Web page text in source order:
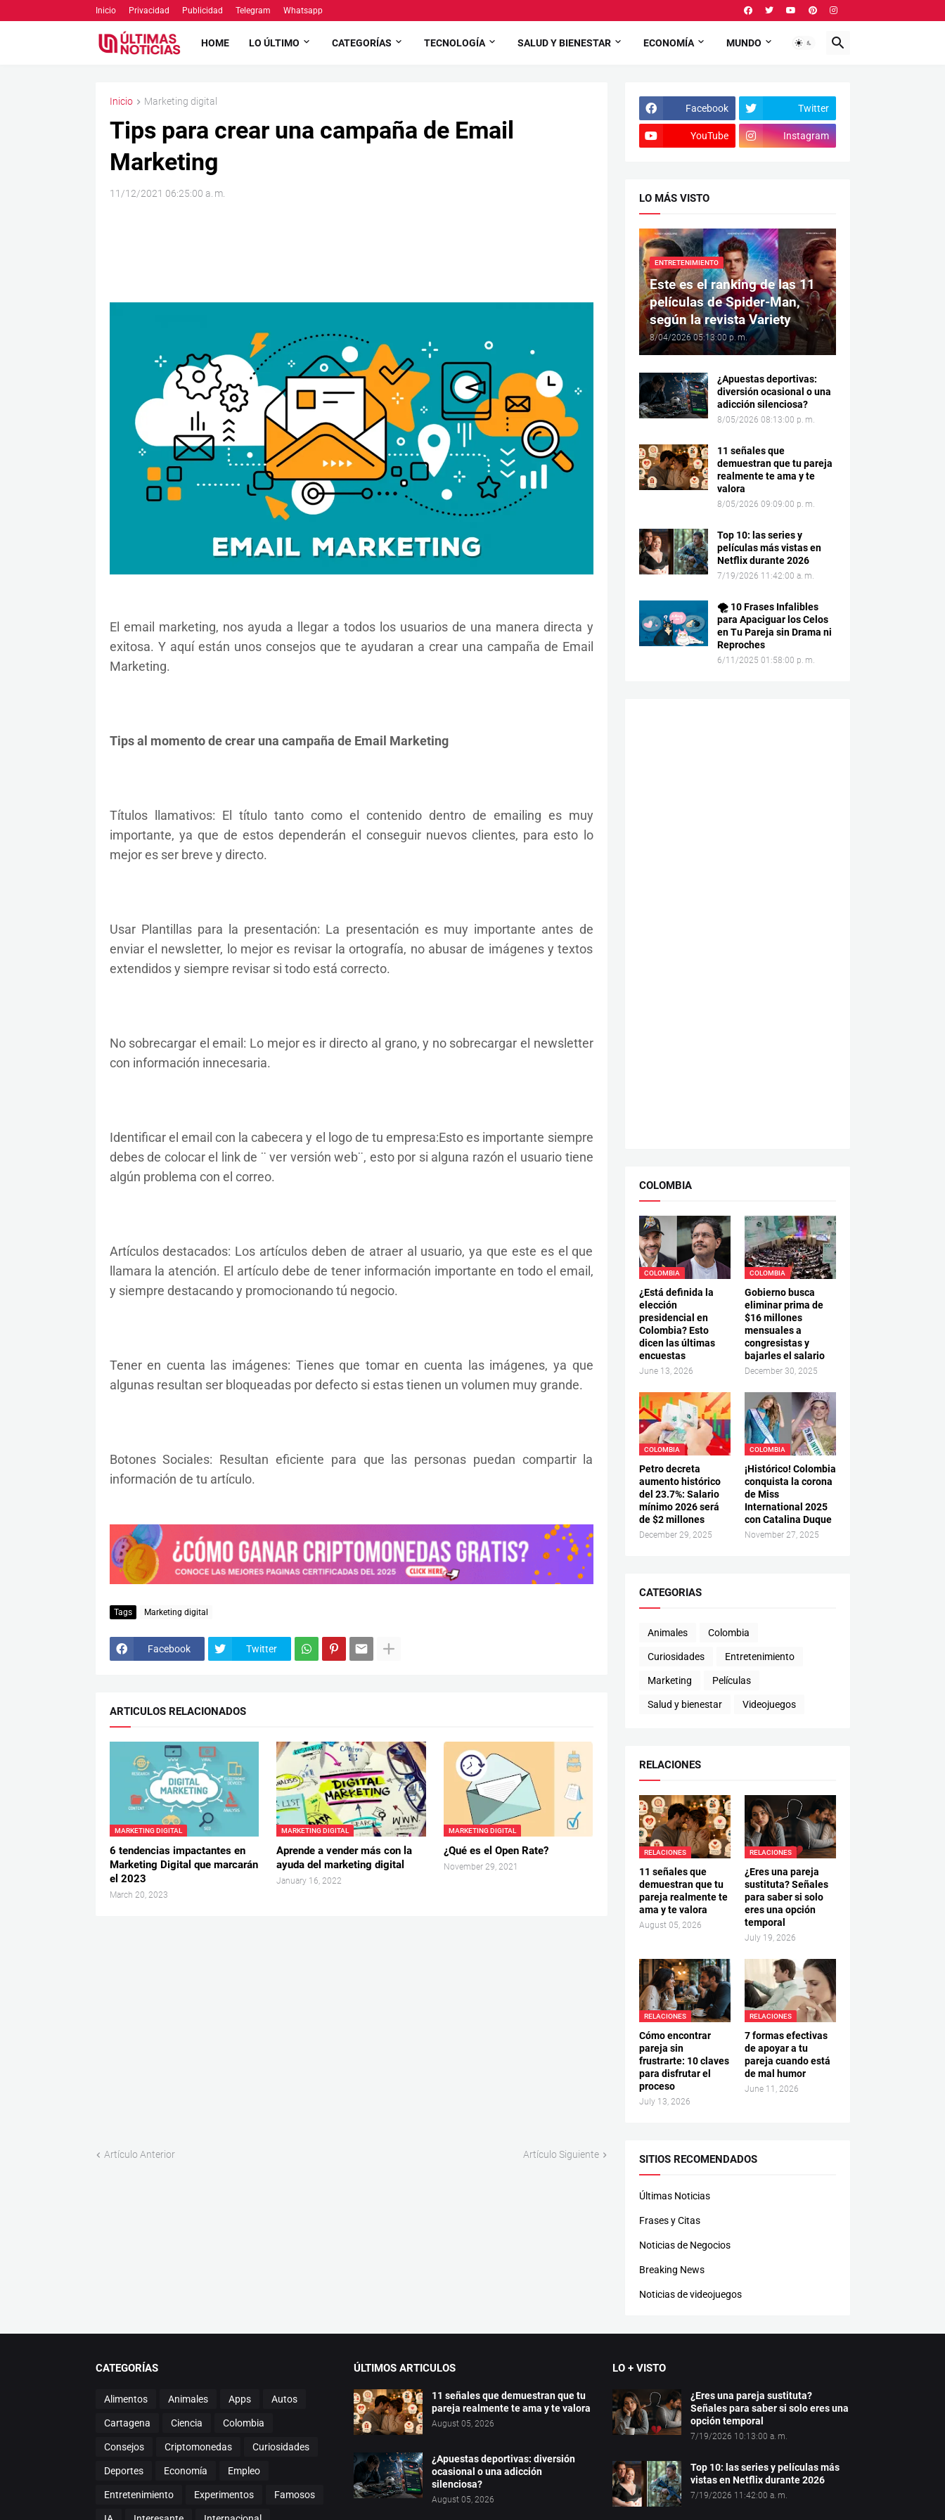
Inicio Privacidad Publicidad Telegram Whatsapp
HOME LO ÚLTIMO CATEGORÍAS TECNOLOGÍA SALUD Y BIENESTAR ECONOMÍA MUNDO
Inicio Marketing digital
Tips para crear una campaña de Email
Marketing
11/12/2021 06:25:00 a. m.
El email marketing, nos ayuda a llegar a todos los usuarios de una manera directa y
exitosa. Y aquí están unos consejos que te ayudaran a crear una campaña de Email
Marketing.
Tips al momento de crear una campaña de Email Marketing
Títulos llamativos: El título tanto como el contenido dentro de emailing es muy
importante, ya que de estos dependerán el conseguir nuevos clientes, para esto lo
mejor es ser breve y directo.
Usar Plantillas para la presentación: La presentación es muy importante antes de
enviar el newsletter, lo mejor es revisar la ortografía, no abusar de imágenes y textos
extendidos y siempre revisar si todo está correcto.
No sobrecargar el email: Lo mejor es ir directo al grano, y no sobrecargar el newsletter
con información innecesaria.
Identificar el email con la cabecera y el logo de tu empresa:Esto es importante siempre
debes de colocar el link de ¨ ver versión web¨, esto por si alguna razón el usuario tiene
algún problema con el correo.
Artículos destacados: Los artículos deben de atraer al usuario, ya que este es el que
llamara la atención. El artículo debe de tener información importante en todo el email,
y siempre destacando y promocionando tú negocio.
Tener en cuenta las imágenes: Tienes que tomar en cuenta las imágenes, ya que
algunas resultan ser bloqueadas por defecto si estas tienen un volumen muy grande.
Botones Sociales: Resultan eficiente para que las personas puedan compartir la
información de tu artículo.
Tags Marketing digital
Facebook Twitter
ARTICULOS RELACIONADOS
MARKETING DIGITAL
6 tendencias impactantes en
Marketing Digital que marcarán
el 2023
March 20, 2023
MARKETING DIGITAL
Aprende a vender más con la
ayuda del marketing digital
January 16, 2022
MARKETING DIGITAL
¿Qué es el Open Rate?
November 29, 2021
Artículo Anterior Artículo Siguiente
Facebook Twitter
YouTube Instagram
LO MÁS VISTO
ENTRETENIMIENTO
Este es el ranking de las 11
películas de Spider-Man,
según la revista Variety
8/04/2026 05:13:00 p. m.
¿Apuestas deportivas:
diversión ocasional o una
adicción silenciosa?
8/05/2026 08:13:00 p. m.
11 señales que
demuestran que tu pareja
realmente te ama y te
valora
8/05/2026 09:09:00 p. m.
Top 10: las series y
películas más vistas en
Netflix durante 2026
7/19/2026 11:42:00 a. m.
🌪️ 10 Frases Infalibles
para Apaciguar los Celos
en Tu Pareja sin Drama ni
Reproches
6/11/2025 01:58:00 p. m.
COLOMBIA
COLOMBIA
¿Está definida la
elección
presidencial en
Colombia? Esto
dicen las últimas
encuestas
June 13, 2026
COLOMBIA
Gobierno busca
eliminar prima de
$16 millones
mensuales a
congresistas y
bajarles el salario
December 30, 2025
COLOMBIA
Petro decreta
aumento histórico
del 23.7%: Salario
mínimo 2026 será
de $2 millones
December 29, 2025
COLOMBIA
¡Histórico! Colombia
conquista la corona
de Miss
International 2025
con Catalina Duque
November 27, 2025
CATEGORIAS
Animales Colombia
Curiosidades Entretenimiento
Marketing Películas
Salud y bienestar Videojuegos
RELACIONES
RELACIONES
11 señales que
demuestran que tu
pareja realmente te
ama y te valora
August 05, 2026
RELACIONES
¿Eres una pareja
sustituta? Señales
para saber si solo
eres una opción
temporal
July 19, 2026
RELACIONES
Cómo encontrar
pareja sin
frustrarte: 10 claves
para disfrutar el
proceso
July 13, 2026
RELACIONES
7 formas efectivas
de apoyar a tu
pareja cuando está
de mal humor
June 11, 2026
SITIOS RECOMENDADOS
Últimas Noticias
Frases y Citas
Noticias de Negocios
Breaking News
Noticias de videojuegos
CATEGORÍAS
Alimentos Animales Apps Autos
Cartagena Ciencia Colombia
Consejos Criptomonedas Curiosidades
Deportes Economía Empleo
Entretenimiento Experimentos Famosos
ÚLTIMOS ARTICULOS
11 señales que demuestran que tu
pareja realmente te ama y te valora
August 05, 2026
¿Apuestas deportivas: diversión
ocasional o una adicción
silenciosa?
August 05, 2026
LO + VISTO
¿Eres una pareja sustituta?
Señales para saber si solo eres una
opción temporal
7/19/2026 10:13:00 a. m.
Top 10: las series y películas más
vistas en Netflix durante 2026
7/19/2026 11:42:00 a. m.